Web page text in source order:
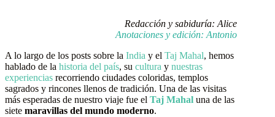
Redacción y sabiduría: Alice
Anotaciones y edición: Antonio
A lo largo de los posts sobre la India y el Taj Mahal, hemos
hablado de la historia del país, su cultura y nuestras
experiencias recorriendo ciudades coloridas, templos
sagrados y rincones llenos de tradición. Una de las visitas
más esperadas de nuestro viaje fue el Taj Mahal una de las
siete maravillas del mundo moderno.